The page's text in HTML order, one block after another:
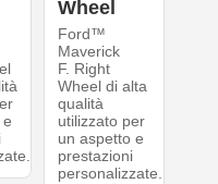
Wheel
Ford™
Maverick
F. Right
Wheel di alta
qualità
utilizzato per
un aspetto e
prestazioni
personalizzate.